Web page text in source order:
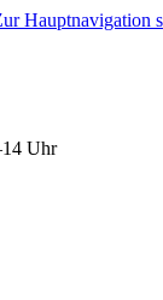
Hauptnavigation
Uhr